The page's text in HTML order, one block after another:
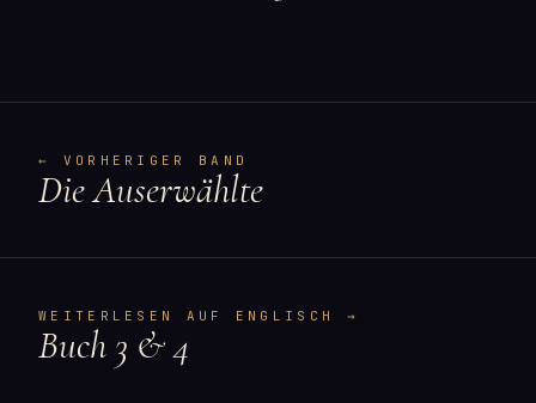
← VORHERIGER BAND
Die Auserwählte
WEITERLESEN AUF ENGLISCH →
Buch 3 & 4